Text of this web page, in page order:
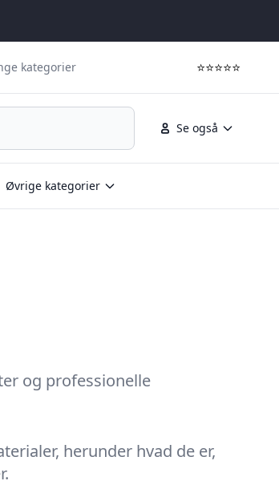
kategorier ⭐⭐⭐⭐⭐
Se også
Øvrige kategorier
og professionelle
herunder hvad de er,